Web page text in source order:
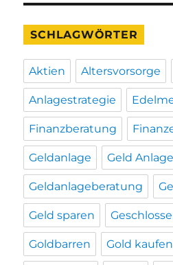
SCHLAGWÖRTER
Aktien Altersvorsorge
Anlagestrategie
Finanzberatung
Geldanlage Geld Anlage
Geldanlageberatung
Geld sparen
Goldbarren Gold kaufen